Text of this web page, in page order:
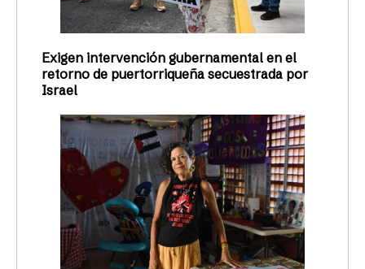
Exigen intervención gubernamental en el
retorno de puertorriqueña secuestrada por
Israel